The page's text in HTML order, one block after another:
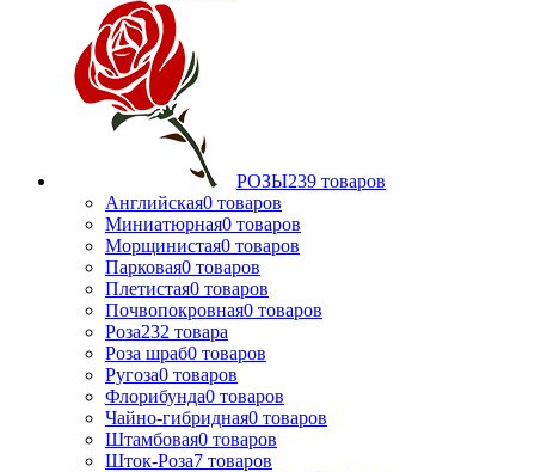
РОЗЫ239 товаров
Английская0 товаров
Миниатюрная0 товаров
Морщинистая0 товаров
Парковая0 товаров
Плетистая0 товаров
Почвопокровная0 товаров
Роза232 товара
Роза шраб0 товаров
Ругоза0 товаров
Флорибунда0 товаров
Чайно-гибридная0 товаров
Штамбовая0 товаров
Шток-Роза7 товаров